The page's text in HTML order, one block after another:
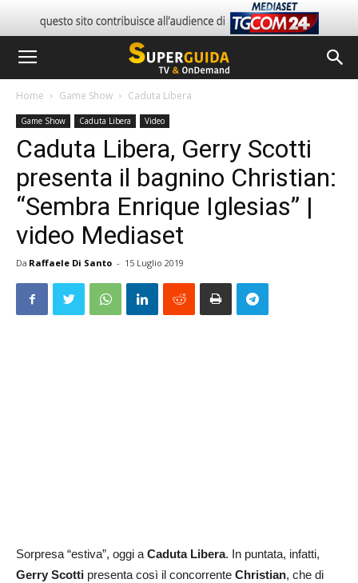
Home Game Show Caduta Libera
Game Show Caduta Libera Video
Caduta Libera, Gerry Scotti
presenta il bagnino Christian:
“Sembra Enrique Iglesias” |
video Mediaset
Da Raffaele Di Santo - 15 Luglio 2019
Sorpresa “estiva”, oggi aCaduta Libera. In puntata, infatti,
Gerry Scotti presenta così il concorrente Christian, che di